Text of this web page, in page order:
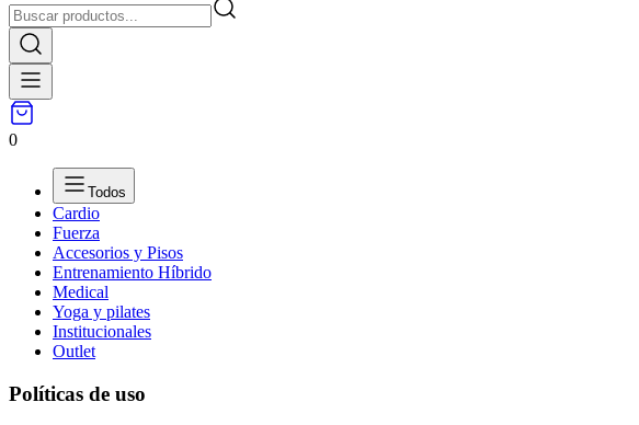
0
Todos
Cardio
Fuerza
Accesorios y Pisos
Entrenamiento Híbrido
Medical
Yoga y pilates
Institucionales
Outlet
Políticas de uso